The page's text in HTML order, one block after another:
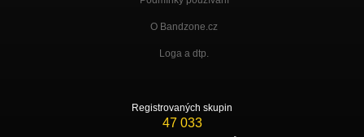
O Bandzone.cz
Loga a dtp.
Registrovaných skupin
47 033